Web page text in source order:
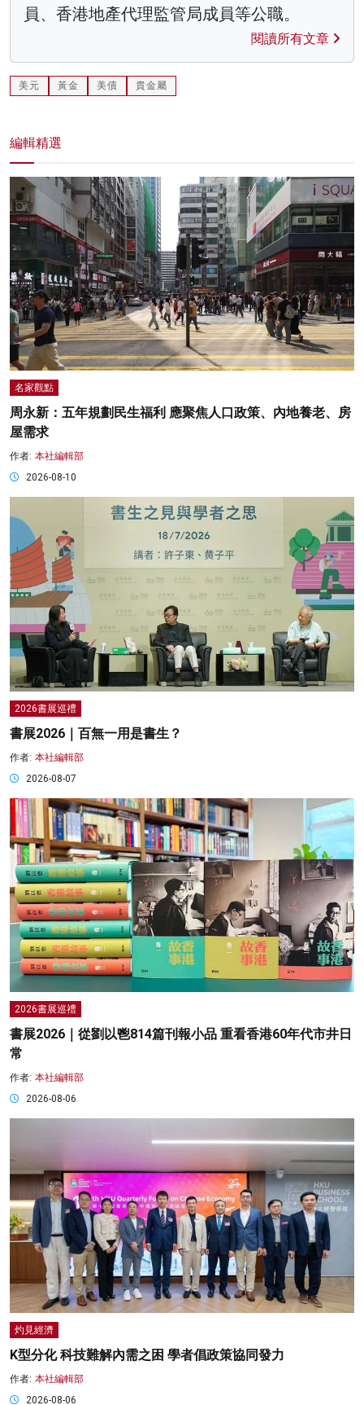
員、香港地產代理監管局成員等公職。
閱讀所有文章
美元 黃金 美債 貴金屬
編輯精選
名家觀點
周永新：五年規劃民生福利 應聚焦人口政策、內地養老、房
屋需求
作者: 本社編輯部
2026-08-10
2026書展巡禮
書展2026｜百無一用是書生？
作者: 本社編輯部
2026-08-07
2026書展巡禮
書展2026｜從劉以鬯814篇刊報小品 重看香港60年代市井日
常
作者: 本社編輯部
2026-08-06
灼見經濟
K型分化 科技難解內需之困 學者倡政策協同發力
作者: 本社編輯部
2026-08-06